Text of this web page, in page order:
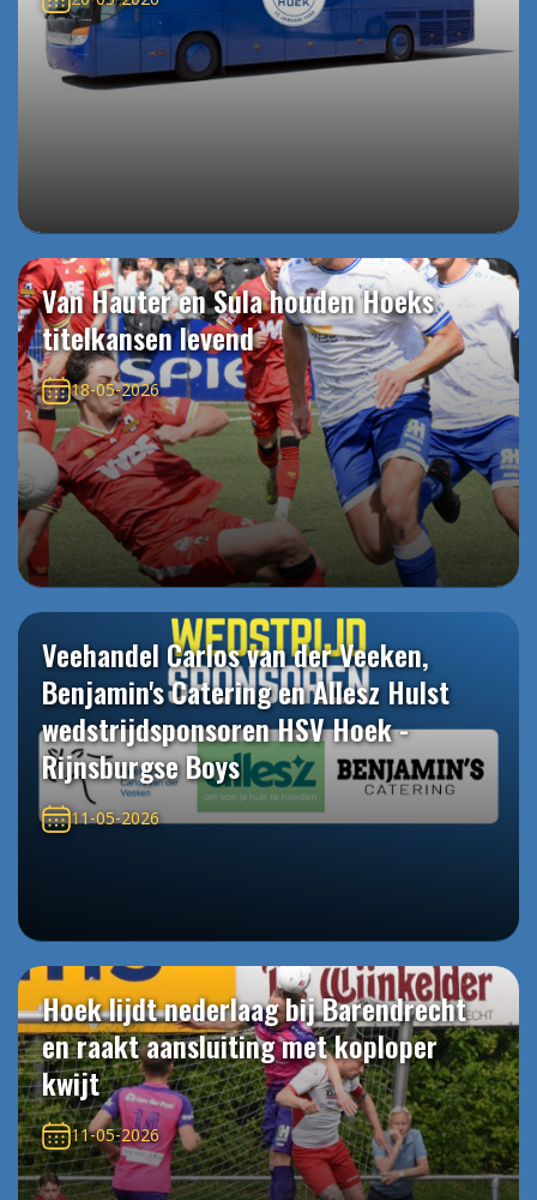
Van Hauter en Sula houden Hoeks
titelkansen levend
18-05-2026
Veehandel Carlos van der Veeken,
Benjamin's Catering en Allesz Hulst
wedstrijdsponsoren HSV Hoek -
Rijnsburgse Boys
11-05-2026
Hoek lijdt nederlaag bij Barendrecht
en raakt aansluiting met koploper
kwijt
11-05-2026